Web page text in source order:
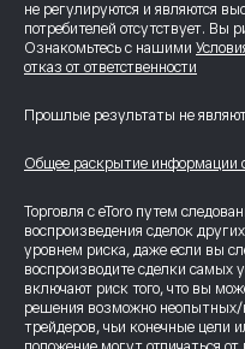
не регулируются и являются
потребителей отсутствует. Вы
Ознакомьтесь с нашими
отказ от ответственности
Прошлые результаты не
Общее раскрытие информации
Торговля с eToro путем
воспроизведения сделок
уровнем риска, даже если вы
воспроизводите сделки самых
включают риск того, что вы
решения возможно неопытных/
трейдеров, чьи конечные цели